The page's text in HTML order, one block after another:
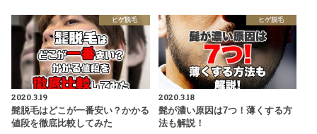
ヒゲ脱毛
2020.3.19
髭脱毛はどこが一番安い？かかる
値段を徹底比較してみた
ヒゲ脱毛
2020.3.18
髭が濃い原因は7つ！薄くする方
法も解説！